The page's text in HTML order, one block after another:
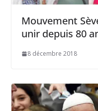
Mouvement
unir depuis 80
8 décembre 2018